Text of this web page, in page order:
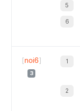
[noi6]
3